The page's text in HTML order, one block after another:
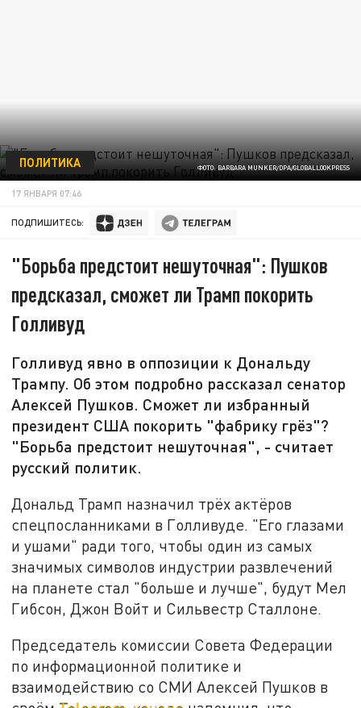
ФОТО: BARBARA MUNKER/DPA/GLOBALLOOKPRESS
ПОЛИТИКА
17 ЯНВАРЯ 07:46
ПОДПИШИТЕСЬ:
"Борьба предстоит нешуточная": Пушков
предсказал, сможет ли Трамп покорить
Голливуд
Голливуд явно в оппозиции к Дональду
Трампу. Об этом подробно рассказал сенатор
Алексей Пушков. Сможет ли избранный
президент США покорить "фабрику грёз"?
"Борьба предстоит нешуточная", - считает
русский политик.
Дональд Трамп назначил трёх актёров
спецпосланниками в Голливуде. "Его глазами
и ушами" ради того, чтобы один из самых
значимых символов индустрии развлечений
на планете стал "больше и лучше", будут Мел
Гибсон, Джон Войт и Сильвестр Сталлоне.
Председатель комиссии Совета Федерации
по информационной политике и
взаимодействию со СМИ Алексей Пушков в